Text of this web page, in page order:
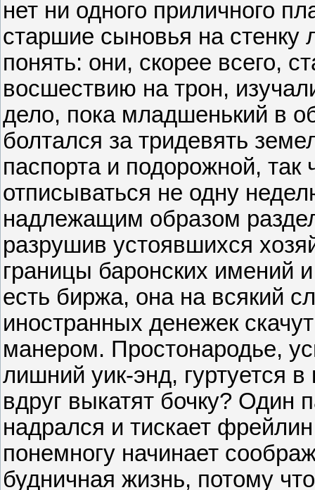
нет ни одного приличного
старшие сыновья на стенку
понять: они, скорее всего,
восшествию на трон,
дело, пока младшенький в
болтался за тридевять
паспорта и подорожной, так
отписываться не одну
надлежащим образом
разрушив устоявшихся
границы баронских
есть биржа, она на всякий
иностранных денежек
манером. Простонародье,
лишний уик-энд, гуртуется
вдруг выкатят бочку? Один
надрался и тискает
понемногу начинает
будничная жизнь, потому